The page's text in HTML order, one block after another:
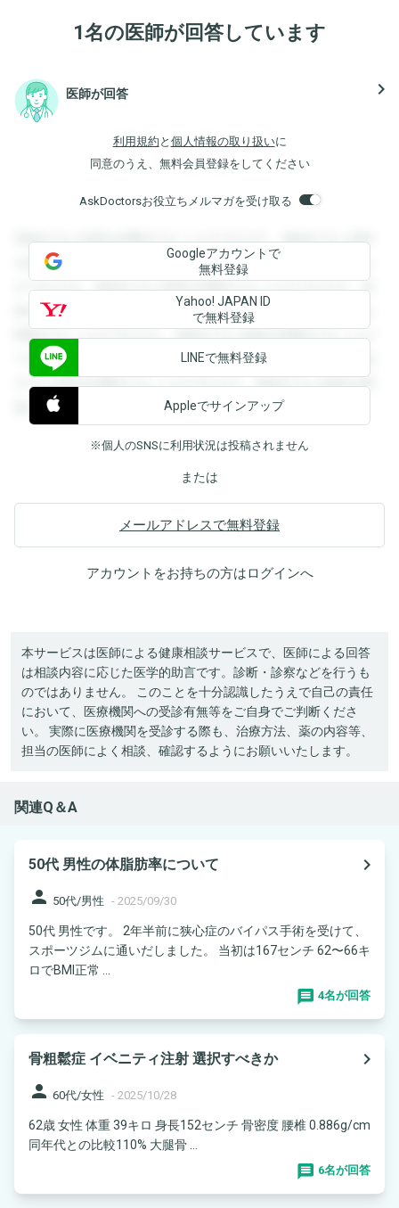
1名の医師が回答しています
医師が回答 navigate_next
利用規約 と 個人情報の取り扱いに
同意のうえ、無料会員登録をしてください
AskDoctorsお役立ちメルマガを受け取る
登録すると回答を閲覧することができます。登録すると回答
を閲覧することができます。登録すると回答を閲覧すること
ができます。登録すると回答を閲覧することができます。登
録すると回答を閲覧することができます。登録すると回答を
閲覧することができます。登録すると回答を閲覧することが
できます。登録すると回答を閲覧することができます。登録
すると回答を閲覧することができます。登録すると回答を閲
覧することができます。
Googleアカウントで
無料登録
Yahoo! JAPAN ID
で無料登録
LINEで無料登録
Appleでサインアップ
※個人のSNSに利用状況は投稿されません
または
メールアドレスで無料登録
アカウントをお持ちの方はログインへ
本サービスは医師による健康相談サービスで、医師による回答
は相談内容に応じた医学的助言です。診断・診察などを行うも
のではありません。 このことを十分認識したうえで自己の責任
において、医療機関への受診有無等をご自身でご判断くださ
い。 実際に医療機関を受診する際も、治療方法、薬の内容等、
担当の医師によく相談、確認するようにお願いいたします。
関連Q＆A
50代 男性の体脂肪率について
navigate_next
person 50代/男性 - 2025/09/30
50代 男性です。 2年半前に狭心症のバイパス手術を受けて、
スポーツジムに通いだしました。 当初は167センチ 62〜66キ
ロでBMI正常 ...
4名が回答
骨粗鬆症 イベニティ注射 選択すべきか
navigate_next
person 60代/女性 - 2025/10/28
62歳 女性 体重 39キロ 身長152センチ 骨密度 腰椎 0.886g/cm
同年代との比較110% 大腿骨 ...
6名が回答